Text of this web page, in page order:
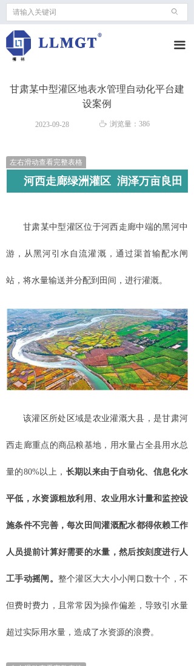
ꄙ
끀
甘肃某中型灌区地表水管理自动化平台建
设案例
左右滑动查看完整表格
河西走廊绿洲灌区 润泽万亩良田
甘肃某中型灌区位于河西走廊中端的黑河中
游，从黑河引水自流灌溉，通过渠首输配水闸
站，将水量输送并分配到田间，进行灌溉。
该灌区所处区域是农业灌溉大县，是甘肃河
西走廊重点的商品粮基地，用水量占全县用水总
量的80%以上， 长期以来由于自动化、信息化水
平低，水资源粗放利用、农业用水计量和监控设
施条件不完善，每次田间灌溉配水都得依赖工作
人员提前计算好需要的水量，然后按刻度进行人
工手动摇闸。 整个灌区大大小小闸口数十个，不
但费时费力，且常常因为操作偏差，导致引水量
超过实际用水量，造成了水资源的浪费。
2023-09-28 ꄘ 浏览量： 386